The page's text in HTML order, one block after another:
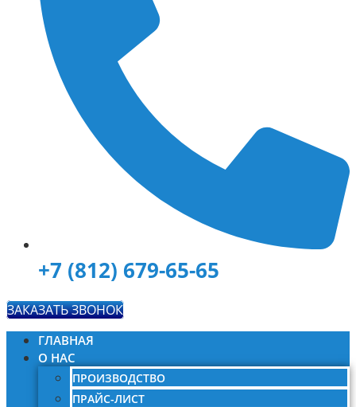
+7 (812) 679-65-65
ЗАКАЗАТЬ ЗВОНОК
ГЛАВНАЯ
О НАС
ПРОИЗВОДСТВО
ПРАЙС-ЛИСТ